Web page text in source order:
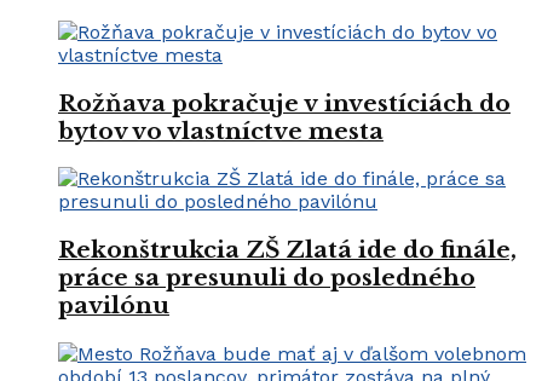
Rožňava pokračuje v investíciách do
bytov vo vlastníctve mesta
Rekonštrukcia ZŠ Zlatá ide do finále,
práce sa presunuli do posledného
pavilónu